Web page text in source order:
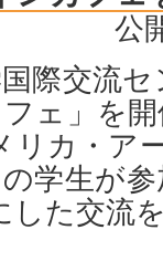
公
際交流
ェ」を
リカ・ア
学生が
した交流